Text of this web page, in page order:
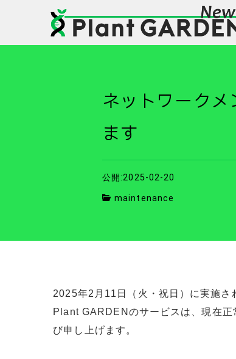
ネットワーク
ます
公開:2025-02-20
maintenance
2025年2月11日（火・祝日）に実施さ
Plant GARDENのサービスは、現在
び申し上げます。